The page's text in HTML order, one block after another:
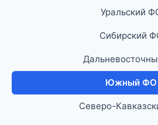
Уральский
Сибирский
Южный ФО
Северо-